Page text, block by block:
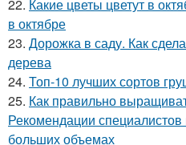
22. Какие цветы цветут в
в октябре
23. Дорожка в саду. Как
дерева
24. Топ-10 лучших сортов
25. Как правильно
Рекомендации
больших объемах